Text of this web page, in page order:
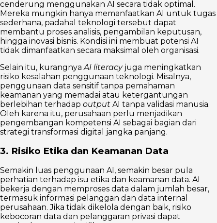
cenderung menggunakan AI secara tidak optimal.
Mereka mungkin hanya memanfaatkan AI untuk tugas
sederhana, padahal teknologi tersebut dapat
membantu proses analisis, pengambilan keputusan,
hingga inovasi bisnis. Kondisi ini membuat potensi AI
tidak dimanfaatkan secara maksimal oleh organisasi.
Selain itu, kurangnya AI literacyjuga meningkatkan
risiko kesalahan penggunaan teknologi. Misalnya,
penggunaan data sensitif tanpa pemahaman
keamanan yang memadai atau ketergantungan
berlebihan terhadap output AI tanpa validasi manusia.
Oleh karena itu, perusahaan perlu menjadikan
pengembangan kompetensi AI sebagai bagian dari
strategi transformasi digital jangka panjang.
3. Risiko Etika dan Keamanan Data
Semakin luas penggunaan AI, semakin besar pula
perhatian terhadap isu etika dan keamanan data. AI
bekerja dengan memproses data dalam jumlah besar,
termasuk informasi pelanggan dan data internal
perusahaan. Jika tidak dikelola dengan baik, risiko
kebocoran data dan pelanggaran privasi dapat